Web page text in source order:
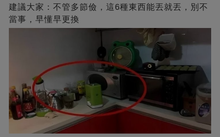
建議大家：不管多節儉，這6種東西能丟就丟，別不
當事，早懂早更換